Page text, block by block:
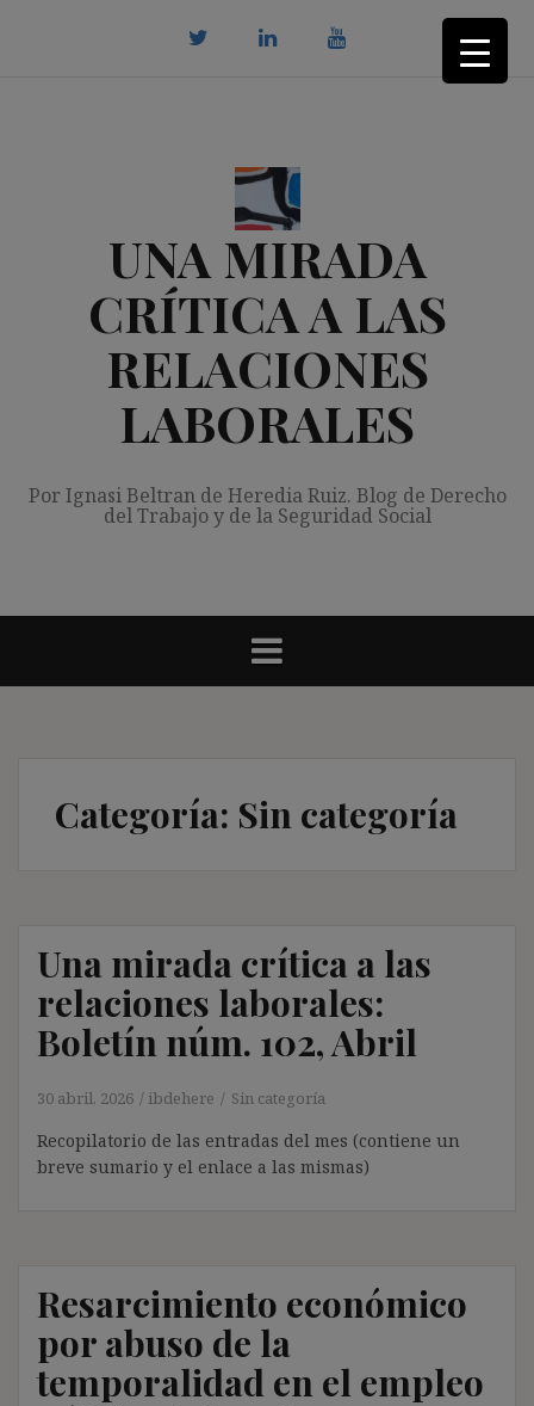
UNA MIRADA
CRÍTICA A LAS
RELACIONES
LABORALES
Por Ignasi Beltran de Heredia Ruiz. Blog de Derecho
del Trabajo y de la Seguridad Social
Categoría: Sin categoría
Una mirada crítica a las
relaciones laborales:
Boletín núm. 102, Abril
30 abril, 2026 ibdehere Sin categoría
Recopilatorio de las entradas del mes (contiene un
breve sumario y el enlace a las mismas)
Resarcimiento económico
por abuso de la
temporalidad en el empleo